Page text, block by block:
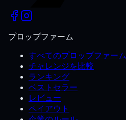
プロップファーム
すべてのプロップファーム
チャレンジを比較
ランキング
ベストセラー
レビュー
ペイアウト